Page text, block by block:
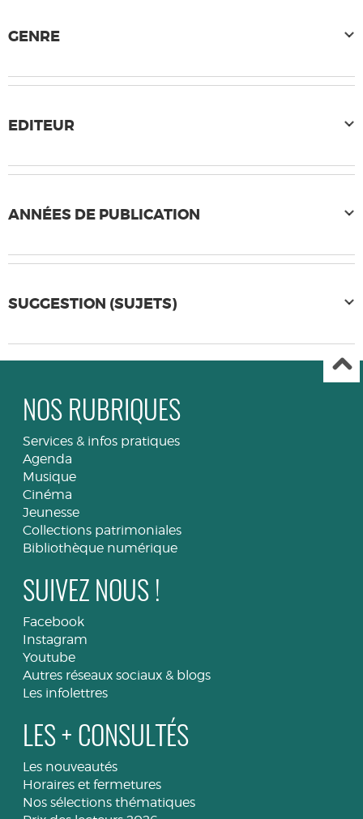
GENRE
EDITEUR
ANNÉES DE PUBLICATION
SUGGESTION (SUJETS)
NOS RUBRIQUES
Services & infos pratiques
Agenda
Musique
Cinéma
Jeunesse
Collections patrimoniales
Bibliothèque numérique
SUIVEZ NOUS !
Facebook
Instagram
Youtube
Autres réseaux sociaux & blogs
Les infolettres
LES + CONSULTÉS
Les nouveautés
Horaires et fermetures
Nos sélections thématiques